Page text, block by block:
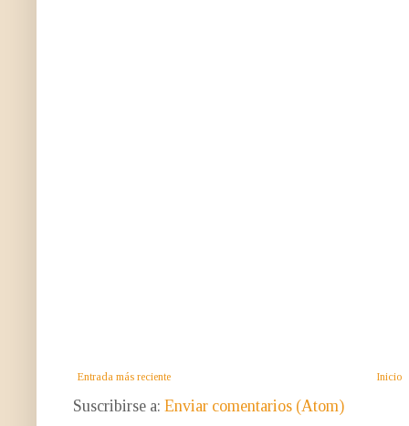
Entrada más reciente Inicio
Suscribirse a: Enviar comentarios (Atom)